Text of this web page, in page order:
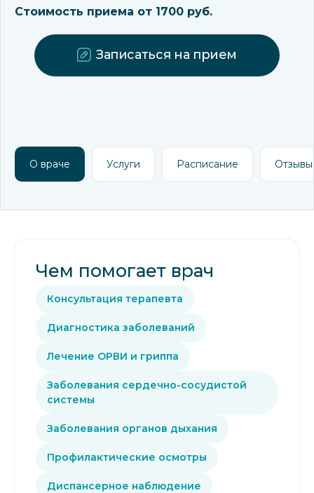
Стоимость приема от 1700 руб.
Записаться на прием
О враче Услуги Расписание Отзывы
Чем помогает врач
Консультация терапевта
Диагностика заболеваний
Лечение ОРВИ и гриппа
Заболевания сердечно-сосудистой
системы
Заболевания органов дыхания
Профилактические осмотры
Диспансерное наблюдение